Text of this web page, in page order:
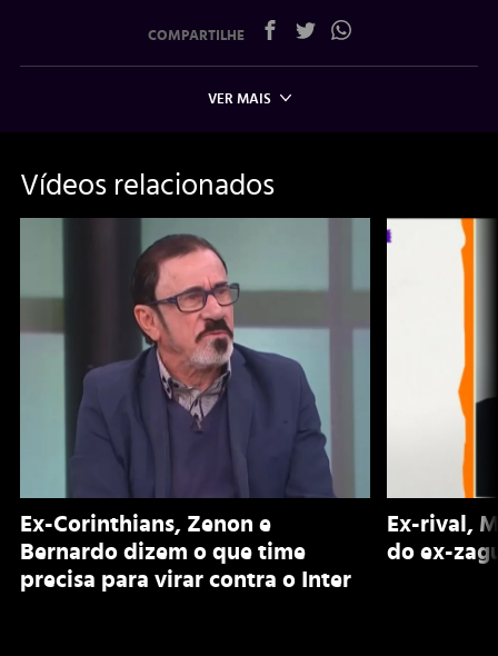
COMPARTILHE
VER MAIS
Vídeos relacionados
Ex-Corinthians, Zenon e
Bernardo dizem o que time
precisa para virar contra o Inter
Ex-rival,
do ex-